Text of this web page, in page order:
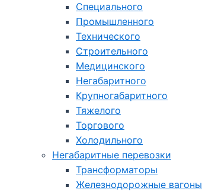
Специального
Промышленного
Технического
Строительного
Медицинского
Негабаритного
Крупногабаритного
Тяжелого
Торгового
Холодильного
Негабаритные перевозки
Трансформаторы
Железнодорожные вагоны